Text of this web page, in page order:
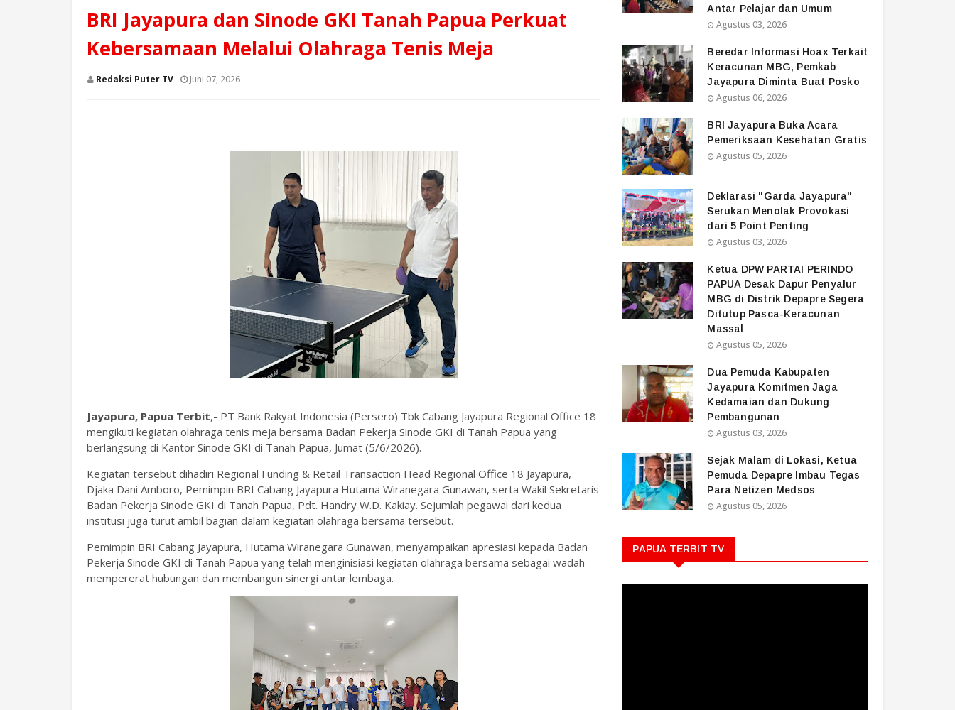
BRI Jayapura dan Sinode GKI Tanah Papua Perkuat
Kebersamaan Melalui Olahraga Tenis Meja
Redaksi Puter TV Juni 07, 2026
Jayapura, Papua Terbit,- PT Bank Rakyat Indonesia (Persero) Tbk Cabang Jayapura Regional Office 18
mengikuti kegiatan olahraga tenis meja bersama Badan Pekerja Sinode GKI di Tanah Papua yang
berlangsung di Kantor Sinode GKI di Tanah Papua, Jumat (5/6/2026).
Kegiatan tersebut dihadiri Regional Funding & Retail Transaction Head Regional Office 18 Jayapura,
Djaka Dani Amboro, Pemimpin BRI Cabang Jayapura Hutama Wiranegara Gunawan, serta Wakil Sekretaris
Badan Pekerja Sinode GKI di Tanah Papua, Pdt. Handry W.D. Kakiay. Sejumlah pegawai dari kedua
institusi juga turut ambil bagian dalam kegiatan olahraga bersama tersebut.
Pemimpin BRI Cabang Jayapura, Hutama Wiranegara Gunawan, menyampaikan apresiasi kepada Badan
Pekerja Sinode GKI di Tanah Papua yang telah menginisiasi kegiatan olahraga bersama sebagai wadah
mempererat hubungan dan membangun sinergi antar lembaga.
Antar Pelajar dan Umum
Agustus 03, 2026
Beredar Informasi Hoax Terkait
Keracunan MBG, Pemkab
Jayapura Diminta Buat Posko
Agustus 06, 2026
BRI Jayapura Buka Acara
Pemeriksaan Kesehatan Gratis
Agustus 05, 2026
Deklarasi "Garda Jayapura"
Serukan Menolak Provokasi
dari 5 Point Penting
Agustus 03, 2026
Ketua DPW PARTAI PERINDO
PAPUA Desak Dapur Penyalur
MBG di Distrik Depapre Segera
Ditutup Pasca-Keracunan
Massal
Agustus 05, 2026
Dua Pemuda Kabupaten
Jayapura Komitmen Jaga
Kedamaian dan Dukung
Pembangunan
Agustus 03, 2026
Sejak Malam di Lokasi, Ketua
Pemuda Depapre Imbau Tegas
Para Netizen Medsos
Agustus 05, 2026
PAPUA TERBIT TV